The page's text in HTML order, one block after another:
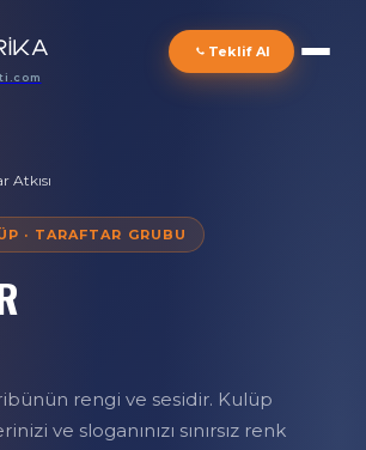
Teklif Al
Atkısı
· TARAFTAR GRUBU
rengi ve sesidir. Kulüp
ve sloganınızı sınırsız renk